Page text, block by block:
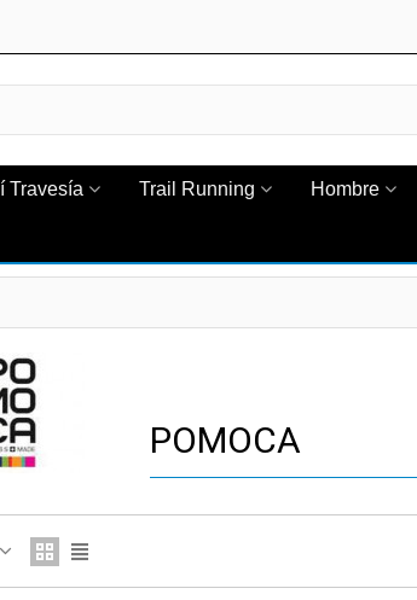
Travesía Trail Running Hombre
POMOCA